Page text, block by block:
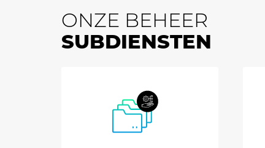
ONZE BEHEER
SUBDIENSTEN